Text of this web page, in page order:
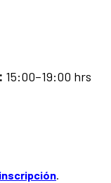
15:00–19:00 hrs
.